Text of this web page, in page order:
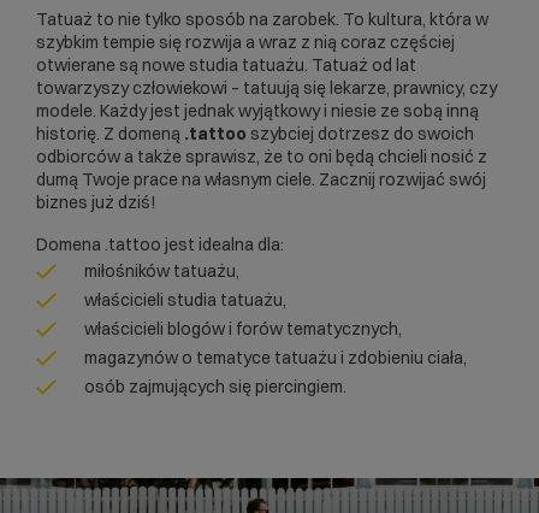
Tatuaż to nie tylko sposób na zarobek. To kultura, która w
szybkim tempie się rozwija a wraz z nią coraz częściej
otwierane są nowe studia tatuażu. Tatuaż od lat
towarzyszy człowiekowi – tatuują się lekarze, prawnicy, czy
modele. Każdy jest jednak wyjątkowy i niesie ze sobą inną
historię. Z domeną .tattoo szybciej dotrzesz do swoich
odbiorców a także sprawisz, że to oni będą chcieli nosić z
dumą Twoje prace na własnym ciele. Zacznij rozwijać swój
biznes już dziś!
Domena .tattoo jest idealna dla:
miłośników tatuażu,
właścicieli studia tatuażu,
właścicieli blogów i forów tematycznych,
magazynów o tematyce tatuażu i zdobieniu ciała,
osób zajmujących się piercingiem.